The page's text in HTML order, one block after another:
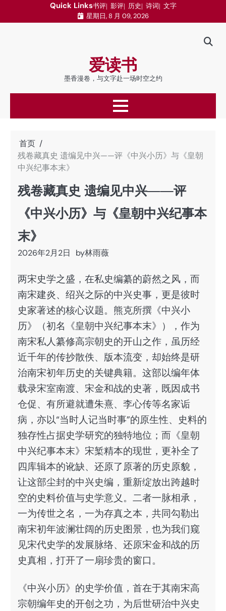
Quick Links书评 影评 历史 诗词 文字
星期日, 8 月 09, 2026
爱读书
墨香漫卷，与文字赴一场时空之约
首页
残卷藏真史 遗编见中兴——评《中兴小历》与《皇朝
中兴纪事本末》
残卷藏真史 遗编见中兴——评
《中兴小历》与《皇朝中兴纪事本
末》
2026年2月2日 by林雨薇
两宋史学之盛，在私史编纂的蔚然之风，而
南宋建炎、绍兴之际的中兴史事，更是彼时
史家著述的核心议题。熊克所撰《中兴小
历》（初名《皇朝中兴纪事本末》），作为
南宋私人纂修高宗朝史的开山之作，虽历经
近千年的传抄散佚、版本流变，却始终是研
治南宋初年历史的关键典籍。这部以编年体
载录宋室南渡、宋金和战的史著，既因成书
仓促、有所避就遭朱熹、李心传等名家诟
病，亦以“当时人记当时事”的原生性、史料的
独存性占据史学研究的独特地位；而《皇朝
中兴纪事本末》宋椠精本的现世，更补全了
四库辑本的讹缺、还原了原著的历史原貌，
让这部尘封的中兴史编，重新绽放出跨越时
空的史料价值与史学意义。二者一脉相承，
一为传世之名，一为存真之本，共同勾勒出
南宋初年波澜壮阔的历史图景，也为我们窥
见宋代史学的发展脉络、还原宋金和战的历
史真相，打开了一扇珍贵的窗口。
《中兴小历》的史学价值，首在于其南宋高
宗朝编年史的开创之功，为后世研治中兴史